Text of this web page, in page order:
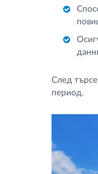
След
период.